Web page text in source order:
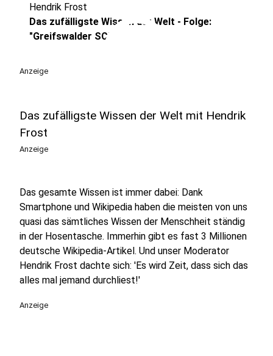
play_circle
Hendrik Frost
Das zufälligste Wissen der Welt - Folge:
"Greifswalder SC"
Anzeige
Das zufälligste Wissen der Welt mit Hendrik
Frost
Anzeige
Das gesamte Wissen ist immer dabei: Dank
Smartphone und Wikipedia haben die meisten von uns
quasi das sämtliches Wissen der Menschheit ständig
in der Hosentasche. Immerhin gibt es fast 3 Millionen
deutsche Wikipedia-Artikel. Und unser Moderator
Hendrik Frost dachte sich: 'Es wird Zeit, dass sich das
alles mal jemand durchliest!'
Anzeige